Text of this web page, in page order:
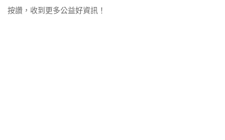
按讚，收到更多公益好資訊！